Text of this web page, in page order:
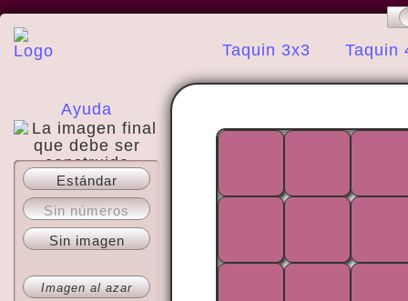
Taquin 3x3 Taquin
Ayuda
Acerca del sitio
Estándar
Sin números
Sin imagen
Imagen al azar